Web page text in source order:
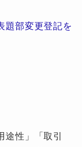
題部変更登記を
途性」「取引